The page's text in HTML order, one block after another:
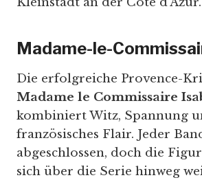
Madame-le-
Die erfolgreiche Provence-
Madame le Commissaire
kombiniert Witz, Spannung
französisches Flair. Jeder
abgeschlossen, doch die
sich über die Serie hinweg